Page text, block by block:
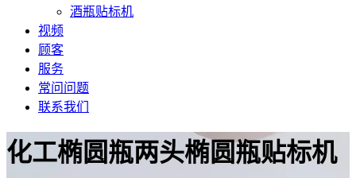
酒瓶贴标机
视频
顾客
服务
常问问题
联系我们
化工椭圆瓶两头椭圆瓶贴标机